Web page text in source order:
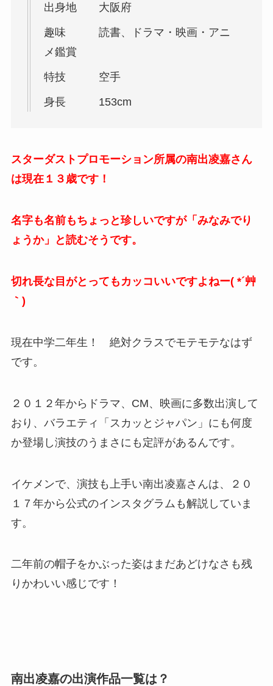
出身地 大阪府
趣味 読書、ドラマ・映画・アニ
メ鑑賞
特技 空手
身長 153cm
スターダストプロモーション所属の南出凌嘉さん
は現在１３歳です！
名字も名前もちょっと珍しいですが「みなみでり
ょうか」と読むそうです。
切れ長な目がとってもカッコいいですよねー( *´艸
｀)
現在中学二年生！ 絶対クラスでモテモテなはず
です。
２０１２年からドラマ、CM、映画に多数出演して
おり、バラエティ「スカッとジャパン」にも何度
か登場し演技のうまさにも定評があるんです。
イケメンで、演技も上手い南出凌嘉さんは、２０
１７年から公式のインスタグラムも解説していま
す。
二年前の帽子をかぶった姿はまだあどけなさも残
りかわいい感じです！
南出凌嘉の出演作品一覧は？